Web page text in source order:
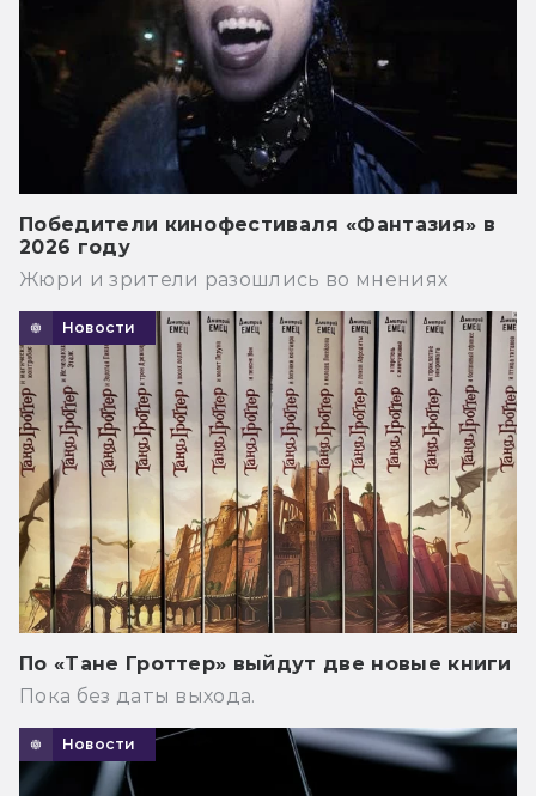
Победители кинофестиваля «Фантазия» в
2026 году
Жюри и зрители разошлись во мнениях
Новости
По «Тане Гроттер» выйдут две новые книги
Пока без даты выхода.
Новости